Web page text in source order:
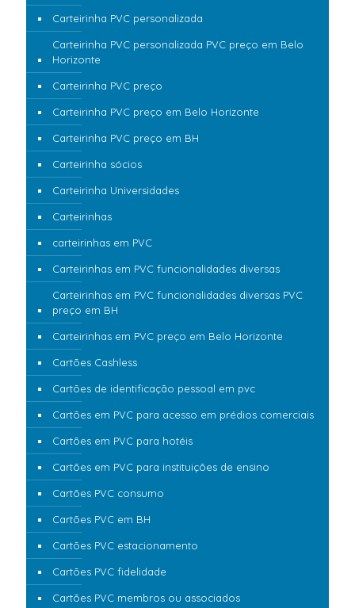
Carteirinha PVC personalizada
Carteirinha PVC personalizada PVC preço em Belo
Horizonte
Carteirinha PVC preço
Carteirinha PVC preço em Belo Horizonte
Carteirinha PVC preço em BH
Carteirinha sócios
Carteirinha Universidades
Carteirinhas
carteirinhas em PVC
Carteirinhas em PVC funcionalidades diversas
Carteirinhas em PVC funcionalidades diversas PVC
preço em BH
Carteirinhas em PVC preço em Belo Horizonte
Cartões Cashless
Cartões de identificação pessoal em pvc
Cartões em PVC para acesso em prédios comerciais
Cartões em PVC para hotéis
Cartões em PVC para instituições de ensino
Cartões PVC consumo
Cartões PVC em BH
Cartões PVC estacionamento
Cartões PVC fidelidade
Cartões PVC membros ou associados